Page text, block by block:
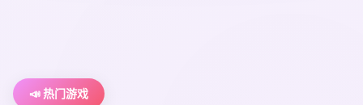
📣 热门游戏